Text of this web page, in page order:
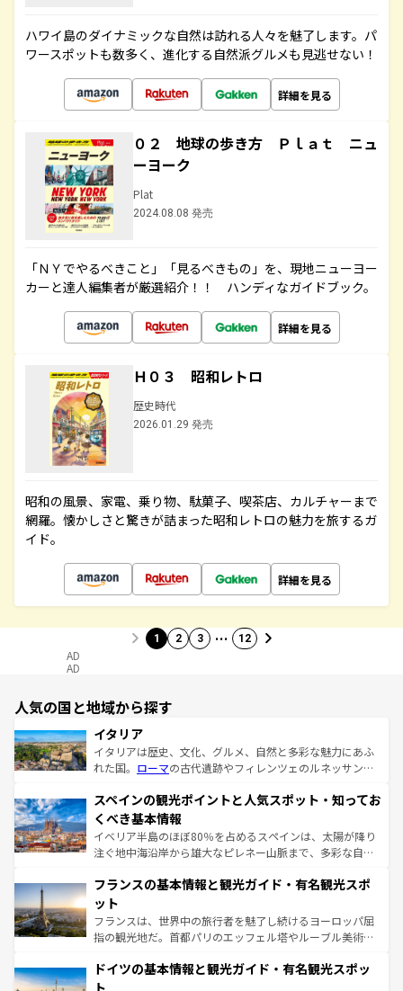
ハワイ島のダイナミックな自然は訪れる人々を魅了します。パ
ワースポットも数多く、進化する自然派グルメも見逃せない！
詳細を見る
０２ 地球の歩き方 Ｐｌａｔ ニュ
ーヨーク
Plat
2024.08.08 発売
「ＮＹでやるべきこと」「見るべきもの」を、現地ニューヨー
カーと達人編集者が厳選紹介！！ ハンディなガイドブック。
詳細を見る
Ｈ０３ 昭和レトロ
歴史時代
2026.01.29 発売
昭和の風景、家電、乗り物、駄菓子、喫茶店、カルチャーまで
網羅。懐かしさと驚きが詰まった昭和レトロの魅力を旅するガ
イド。
詳細を見る
1 2 3 … 12
AD
AD
人気の国と地域から探す
イタリア
イタリアは歴史、文化、グルメ、自然と多彩な魅力にあふ
れた国。 ローマの古代遺跡やフィレンツェのルネッサンス
ろん、トスカーナの美しい田園風景やアマルフィ海岸の絶
景など、自然景観も見逃せない。観光の合間には、本場の
ピザやパスタなど、絶品のイタリア料理を堪能することも
できる。朝目覚めてから夜眠るまで、すべての瞬間を楽し
なお、新着のイタリア情報はコンテンツ一覧を参照してほ
しい。
スペインの観光ポイントと人気スポット・知ってお
くべき基本情報
イベリア半島のほぼ80％を占めるスペインは、太陽が降り
注ぐ地中海沿岸から雄大なピレネー山脈まで、多彩な自然
文化が根付くこの国では、情熱的なフラメンコ、熱気あふ
れる闘牛、そして美味しいタパスが生活の一部となってい
る。首都マドリードの洗練された雰囲気や、バルセロナの
アートに溢れた街角から、地方では古代ローマ遺跡や中世
せる。地方によって風土や気候が異なるスペインはその個
フランスの基本情報と観光ガイド・有名観光スポ
ット
フランスは、世界中の旅行者を魅了し続けるヨーロッパ屈
指の観光地だ。首都パリのエッフェル塔やルーブル美術館
で、幅広い魅力が詰まっている。華麗な宮殿、歴史的な大
聖堂、美しいビーチ、そして豊かな自然が、訪れる者を心
ドイツの基本情報と観光ガイド・有名観光スポッ
ト